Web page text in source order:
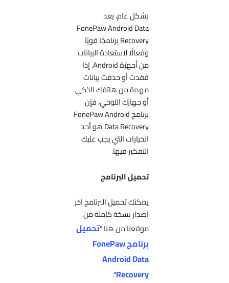
بشكل عام، يعد
FonePaw Android Data
Recovery برنامجًا قويًا
وفعالًا لاستعادة البيانات
من أجهزة Android. إذا
فقدت أو حذفت بيانات
مهمة من هاتفك الذكي
أو جهازك اللوحي، فإن
برنامج FonePaw Android
Data Recovery هو أحد
الخيارات التي يجب عليك
التفكير فيها.
تحميل البرنامج
يمكنك تحميل البرنامج اخر
اصدار نسخة كاملة من
موقعنا من هنا “تحميل
برنامج FonePaw
Android Data
Recovery
“.